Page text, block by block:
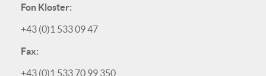
Fon Kloster:
+43 (0)1 533 09 47
Fax:
+43 (0)1 533 70 99 350